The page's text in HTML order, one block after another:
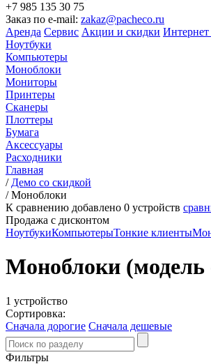
+7 985 135 30 75
Заказ по e-mail: zakaz@pacheco.ru
Аренда Сервис Акции и скидки Интернет
Ноутбуки
Компьютеры
Моноблоки
Мониторы
Принтеры
Сканеры
Плоттеры
Бумага
Аксессуары
Расходники
Главная
/ Демо со скидкой
/Моноблоки
К сравнению добавлено 0 устройств
Продажа с дисконтом
НоутбукиКомпьютерыТонкие клиенты
Моноблоки (модель
1 устройство
Сортировка:
Сначала дорогие Сначала дешевые
Фильтры